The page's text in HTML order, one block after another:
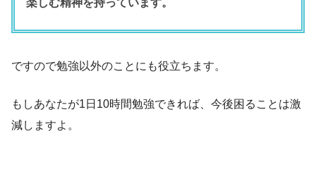
ですので勉強以外のことにも役立ちます。
もしあなたが1日10時間勉強できれば、今後困ることは激
減しますよ。